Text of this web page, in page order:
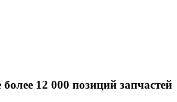
12 000 позиций запчастей